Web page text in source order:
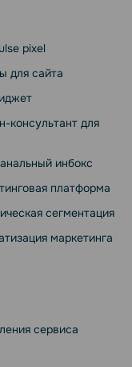
pixel
для сайта
консультант для
инбокс
платформа
сегментация
маркетинга
сервиса